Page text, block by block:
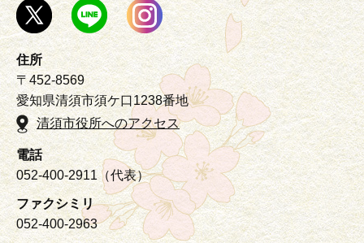
住所
〒452-8569
愛知県清須市須ケ口1238番地
清須市役所へのアクセス
電話
052-400-2911（代表）
ファクシミリ
052-400-2963